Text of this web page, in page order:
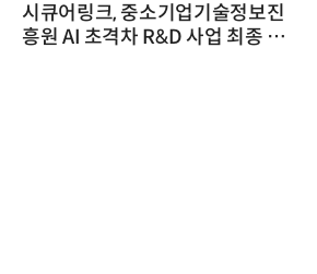
시큐어링크, 중소기업기술정보진
흥원 AI 초격차 R&D 사업 최종 선